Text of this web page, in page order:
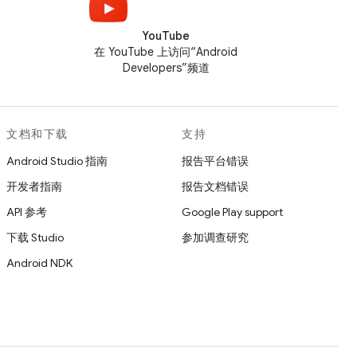
YouTube
在 YouTube 上访问“Android
Developers”频道
文档和下载
Android Studio 指南
开发者指南
API 参考
下载 Studio
Android NDK
支持
报告平台错误
报告文档错误
Google Play support
参加调查研究